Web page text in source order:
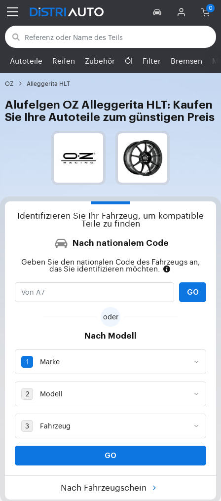
Zurück zu den Kategorien
Autoteile Reifen Zubehör Öl Filter Bremsen
OZ Alleggerita HLT
Alufelgen OZ Alleggerita HLT: Kaufen
Sie Ihre Autoteile zum günstigen Preis
Identifizieren Sie Ihr Fahrzeug, um kompatible
Teile zu finden
Nach nationalem Code
Geben Sie den nationalen Code des Fahrzeugs an,
das Sie identifizieren möchten.
GO
oder
Nach Modell
GO
Nach Fahrzeugschein